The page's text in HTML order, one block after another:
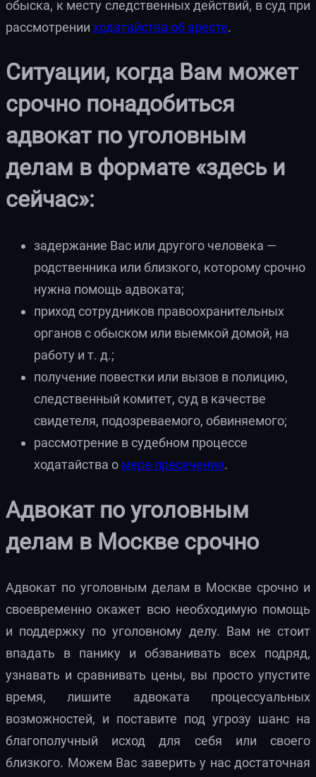
обыска, к месту следственных действий, в суд при
рассмотрении ходатайства об аресте.
Ситуации, когда Вам может
срочно понадобиться
адвокат по уголовным
делам в формате «здесь и
сейчас»:
задержание Вас или другого человека —
родственника или близкого, которому срочно
нужна помощь адвоката;
приход сотрудников правоохранительных
органов с обыском или выемкой домой, на
работу и т. д.;
получение повестки или вызов в полицию,
следственный комитет, суд в качестве
свидетеля, подозреваемого, обвиняемого;
рассмотрение в судебном процессе
ходатайства о мере пресечения.
Адвокат по уголовным
делам в Москве срочно
Адвокат по уголовным делам в Москве срочно и
своевременно окажет всю необходимую помощь
и поддержку по уголовному делу. Вам не стоит
впадать в панику и обзванивать всех подряд,
узнавать и сравнивать цены, вы просто упустите
время, лишите адвоката процессуальных
возможностей, и поставите под угрозу шанс на
благополучный исход для себя или своего
близкого. Можем Вас заверить у нас достаточная